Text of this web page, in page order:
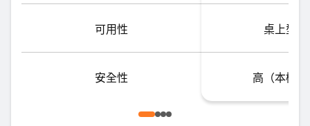
可用性
安全性
桌上型
高（本機